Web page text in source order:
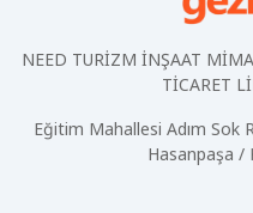
NEED TURİZM İNŞAAT
TİCARET
Eğitim Mahallesi Adım Sok
Hasanpaşa /